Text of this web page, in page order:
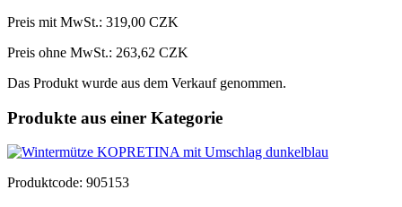
Preis mit MwSt.: 319,00 CZK
Preis ohne MwSt.: 263,62 CZK
Das Produkt wurde aus dem Verkauf genommen.
Produkte aus einer Kategorie
Produktcode: 905153